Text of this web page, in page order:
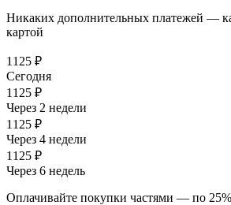
Никаких дополнительных платежей —
картой
1125 ₽
Сегодня
1125 ₽
Через 2 недели
1125 ₽
Через 4 недели
1125 ₽
Через 6 недель
Оплачивайте покупки частями — по